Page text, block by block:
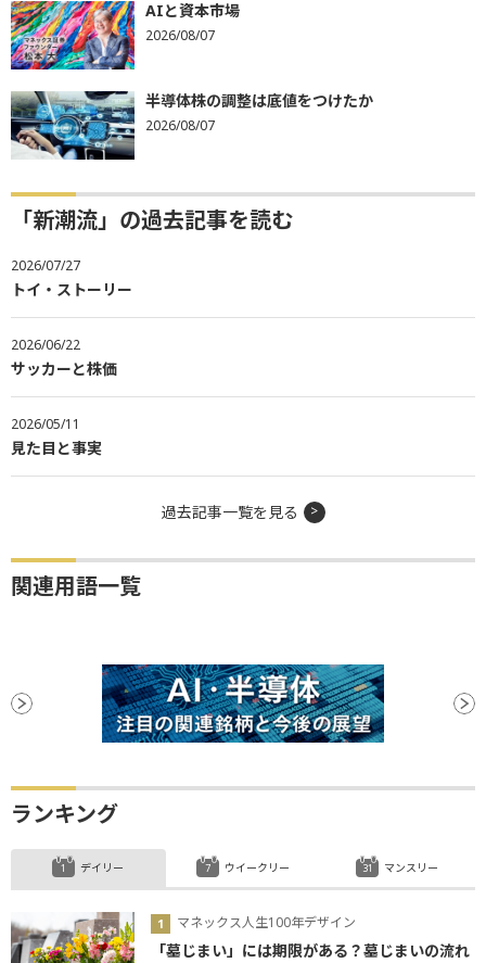
AIと資本市場
2026/08/07
半導体株の調整は底値をつけたか
2026/08/07
「新潮流」の過去記事を読む
2026/07/27
トイ・ストーリー
2026/06/22
サッカーと株価
2026/05/11
見た目と事実
過去記事一覧を見る
関連用語一覧
ランキング
デイリー
マネックス人生100年デザイン
「墓じまい」には期限がある？墓じまいの流れ
ウイークリー マンスリー